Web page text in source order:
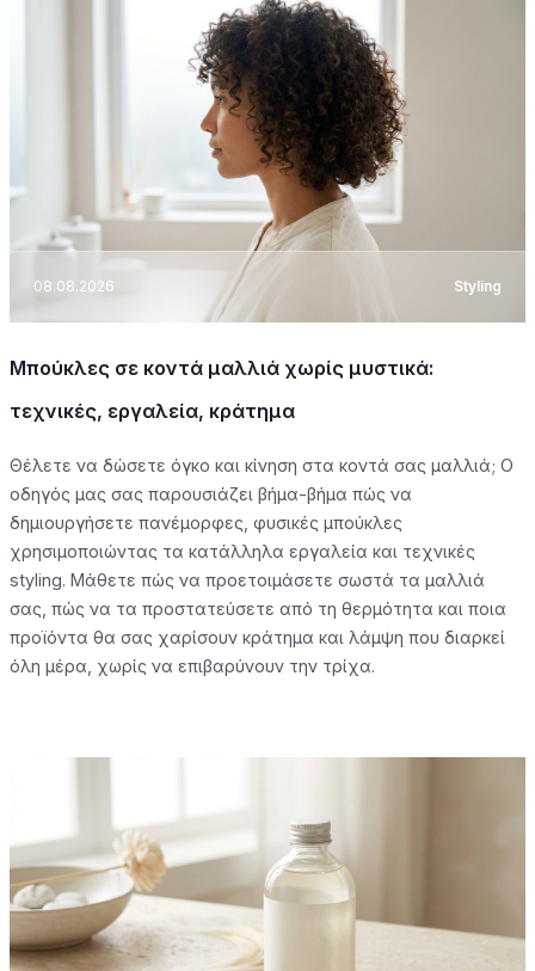
08.08.2026 Styling
Μπούκλες σε κοντά μαλλιά χωρίς μυστικά:
τεχνικές, εργαλεία, κράτημα
Θέλετε να δώσετε όγκο και κίνηση στα κοντά σας μαλλιά; Ο
οδηγός μας σας παρουσιάζει βήμα-βήμα πώς να
δημιουργήσετε πανέμορφες, φυσικές μπούκλες
χρησιμοποιώντας τα κατάλληλα εργαλεία και τεχνικές
styling. Μάθετε πώς να προετοιμάσετε σωστά τα μαλλιά
σας, πώς να τα προστατεύσετε από τη θερμότητα και ποια
προϊόντα θα σας χαρίσουν κράτημα και λάμψη που διαρκεί
όλη μέρα, χωρίς να επιβαρύνουν την τρίχα.